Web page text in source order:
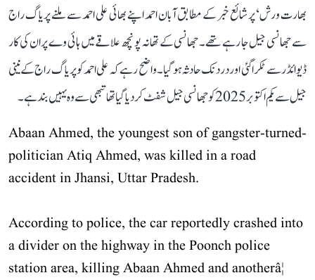
بھارت ورش‘ پر شائع خبر کے مطابق آبان احمد اپنے بھائی علی احمد سے ملنے پریاگ راج
سے جھانسی جیل جا رہے تھے۔ جھانسی کے تھانہ پونچھ علاقے میں ہائی وے پر ان کی کار
ڈیوائڈر سے ٹکرا گئی اور دردنک حادثہ ہو گیا۔ واضح رہے کہ علی احمد کو پریاگ راج کے نینی
جیل سے یکم اکتوبر 2025 کو جھانسی جیل شفٹ کر دیا گیا تھا تبھی سے وہ یہیں بند ہے۔
Abaan Ahmed, the youngest son of gangster-turned-
politician Atiq Ahmed, was killed in a road
accident in Jhansi, Uttar Pradesh.
According to police, the car reportedly crashed into
a divider on the highway in the Poonch police
station area, killing Abaan Ahmed and anotherâ¦